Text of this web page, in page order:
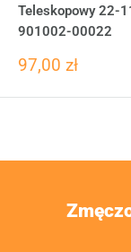
Teleskopowy 22-
901002-00022
97,00 zł